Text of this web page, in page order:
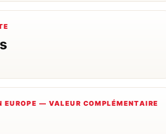
EUROPE — VALEUR COMPLÉMENTAIRE